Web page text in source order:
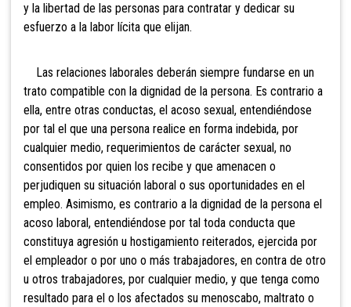
y la libertad de las personas para contratar y dedicar su
esfuerzo a la labor lícita que elijan.
Las relaciones laborales deberán siempre fundarse en un
trato compatible con la dignidad de la persona. Es contrario a
ella, entre otras conductas, el acoso sexual, entendiéndose
por tal el que una persona realice en forma indebida, por
cualquier medio, requerimientos de carácter sexual, no
consentidos por quien los recibe y que amenacen o
perjudiquen su situación laboral o sus oportunidades en el
empleo. Asimismo, es contrario a la dignidad de la persona el
acoso laboral, entendiéndose por tal toda conducta que
constituya agresión u hostigamiento reiterados, ejercida por
el empleador o por uno o más trabajadores, en contra de otro
u otros trabajadores, por cualquier medio, y que tenga como
resultado para el o los afectados su menoscabo, maltrato o